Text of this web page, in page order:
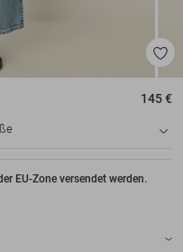
145 €
EU-Zone versendet werden.